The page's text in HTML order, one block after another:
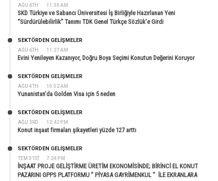
AĞU 6TH 11:30 AM
SKD Türkiye ve Sabancı Üniversitesi İş Birliğiyle Hazırlanan Yeni
“Sürdürülebilirlik” Tanımı TDK Genel Türkçe Sözlük’e Girdi
AĞU 6TH 11:27 AM
SEKTÖRDEN GELIŞMELER
Evini Yenileyen Kazanıyor, Doğru Boya Seçimi Konutun Değerini Koruyor
AĞU 4TH 10:52 AM
SEKTÖRDEN GELIŞMELER
Yunanistan’da Golden Visa için 5 neden
AĞU 3RD 12:42 PM
SEKTÖRDEN GELIŞMELER
Konut inşaat firmaları şikayetleri yüzde 127 arttı
TEM 31ST 7:24 PM
SEKTÖRDEN GELIŞMELER
İNŞAAT PROJE GELİŞTİRME ÜRETİM EKONOMİSİNDE; BİRİNCİ EL KONUT
PAZARINI GPPS PLATFORMU ” PİYASA GAYRİMENKUL ” İLE EKRANLARA